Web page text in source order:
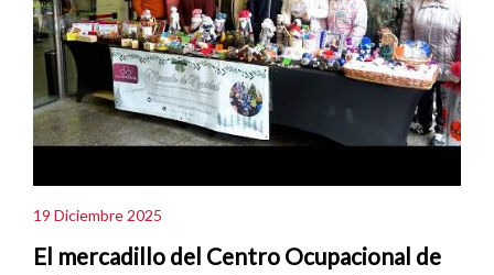
19 Diciembre 2025
El mercadillo del Centro Ocupacional de